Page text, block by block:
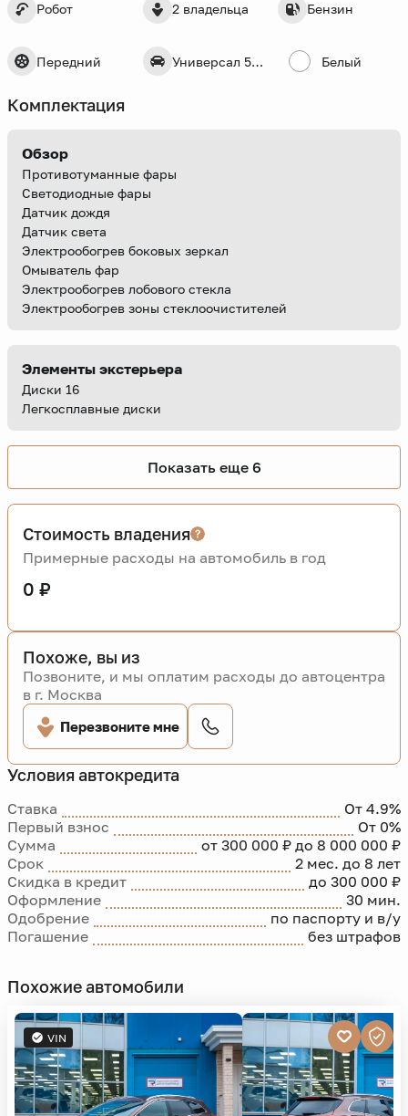
Робот 2 владельца Бензин
Передний Универсал 5 дв. Белый
Комплектация
Обзор
Противотуманные фары
Светодиодные фары
Датчик дождя
Датчик света
Электрообогрев боковых зеркал
Омыватель фар
Электрообогрев лобового стекла
Электрообогрев зоны стеклоочистителей
Элементы экстерьера
Диски 16
Легкосплавные диски
Показать еще 6
Условия автокредита
Ставка
От 4.9%
Первый взнос
От 0%
Сумма
от 300 000 ₽ до 8 000 000 ₽
Срок
2 мес. до 8 лет
Скидка в кредит
до 300 000 ₽
Оформление
30 мин.
Одобрение
по паспорту и в/у
Погашение
без штрафов
Стоимость владения
Примерные расходы на автомобиль в год
0 ₽
Похоже, вы из
Позвоните, и мы оплатим расходы до автоцентра
в г. Москва
Перезвоните мне
Похожие автомобили
VIN